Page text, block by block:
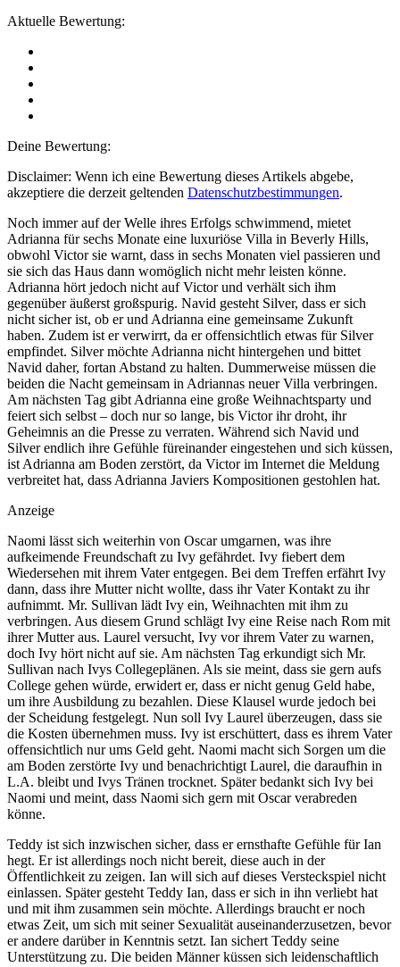
Aktuelle Bewertung:
Deine Bewertung:
Disclaimer: Wenn ich eine Bewertung dieses Artikels abgebe,
akzeptiere die derzeit geltenden Datenschutzbestimmungen.
Noch immer auf der Welle ihres Erfolgs schwimmend, mietet
Adrianna für sechs Monate eine luxuriöse Villa in Beverly Hills,
obwohl Victor sie warnt, dass in sechs Monaten viel passieren und
sie sich das Haus dann womöglich nicht mehr leisten könne.
Adrianna hört jedoch nicht auf Victor und verhält sich ihm
gegenüber äußerst großspurig. Navid gesteht Silver, dass er sich
nicht sicher ist, ob er und Adrianna eine gemeinsame Zukunft
haben. Zudem ist er verwirrt, da er offensichtlich etwas für Silver
empfindet. Silver möchte Adrianna nicht hintergehen und bittet
Navid daher, fortan Abstand zu halten. Dummerweise müssen die
beiden die Nacht gemeinsam in Adriannas neuer Villa verbringen.
Am nächsten Tag gibt Adrianna eine große Weihnachtsparty und
feiert sich selbst – doch nur so lange, bis Victor ihr droht, ihr
Geheimnis an die Presse zu verraten. Während sich Navid und
Silver endlich ihre Gefühle füreinander eingestehen und sich küssen,
ist Adrianna am Boden zerstört, da Victor im Internet die Meldung
verbreitet hat, dass Adrianna Javiers Kompositionen gestohlen hat.
Anzeige
Naomi lässt sich weiterhin von Oscar umgarnen, was ihre
aufkeimende Freundschaft zu Ivy gefährdet. Ivy fiebert dem
Wiedersehen mit ihrem Vater entgegen. Bei dem Treffen erfährt Ivy
dann, dass ihre Mutter nicht wollte, dass ihr Vater Kontakt zu ihr
aufnimmt. Mr. Sullivan lädt Ivy ein, Weihnachten mit ihm zu
verbringen. Aus diesem Grund schlägt Ivy eine Reise nach Rom mit
ihrer Mutter aus. Laurel versucht, Ivy vor ihrem Vater zu warnen,
doch Ivy hört nicht auf sie. Am nächsten Tag erkundigt sich Mr.
Sullivan nach Ivys Collegeplänen. Als sie meint, dass sie gern aufs
College gehen würde, erwidert er, dass er nicht genug Geld habe,
um ihre Ausbildung zu bezahlen. Diese Klausel wurde jedoch bei
der Scheidung festgelegt. Nun soll Ivy Laurel überzeugen, dass sie
die Kosten übernehmen muss. Ivy ist erschüttert, dass es ihrem Vater
offensichtlich nur ums Geld geht. Naomi macht sich Sorgen um die
am Boden zerstörte Ivy und benachrichtigt Laurel, die daraufhin in
L.A. bleibt und Ivys Tränen trocknet. Später bedankt sich Ivy bei
Naomi und meint, dass Naomi sich gern mit Oscar verabreden
könne.
Teddy ist sich inzwischen sicher, dass er ernsthafte Gefühle für Ian
hegt. Er ist allerdings noch nicht bereit, diese auch in der
Öffentlichkeit zu zeigen. Ian will sich auf dieses Versteckspiel nicht
einlassen. Später gesteht Teddy Ian, dass er sich in ihn verliebt hat
und mit ihm zusammen sein möchte. Allerdings braucht er noch
etwas Zeit, um sich mit seiner Sexualität auseinanderzusetzen, bevor
er andere darüber in Kenntnis setzt. Ian sichert Teddy seine
Unterstützung zu. Die beiden Männer küssen sich leidenschaftlich